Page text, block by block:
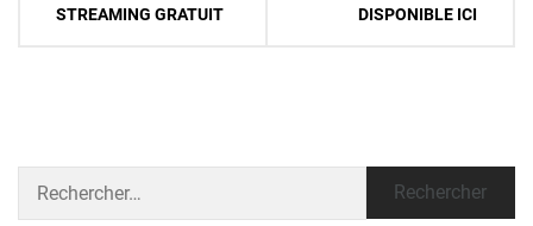
l’article
STREAMING GRATUIT
DISPONIBLE ICI